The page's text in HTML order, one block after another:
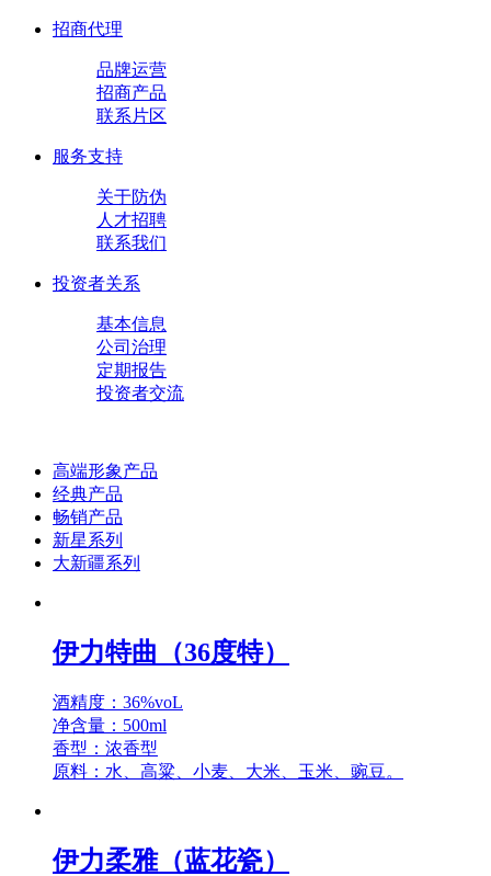
招商代理
品牌运营
招商产品
联系片区
服务支持
关于防伪
人才招聘
联系我们
投资者关系
基本信息
公司治理
定期报告
投资者交流
高端形象产品
经典产品
畅销产品
新星系列
大新疆系列
伊力特曲（36度特）
酒精度：36%voL
净含量：500ml
香型：浓香型
原料：水、高粱、小麦、大米、玉米、豌豆。
伊力柔雅（蓝花瓷）